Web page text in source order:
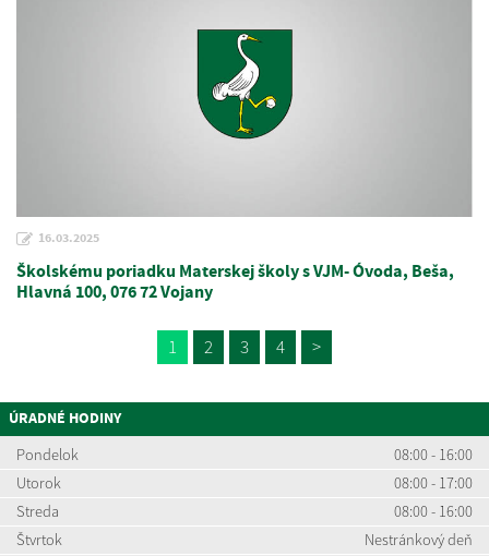
16.03.2025
Školskému poriadku Materskej školy s VJM- Óvoda, Beša,
Hlavná 100, 076 72 Vojany
1 2 3 4 >
ÚRADNÉ HODINY
Pondelok
08:00 - 16:00
Utorok
08:00 - 17:00
Streda
08:00 - 16:00
Štvrtok
Nestránkový deň